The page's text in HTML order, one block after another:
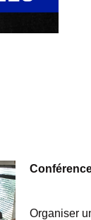
Organiser